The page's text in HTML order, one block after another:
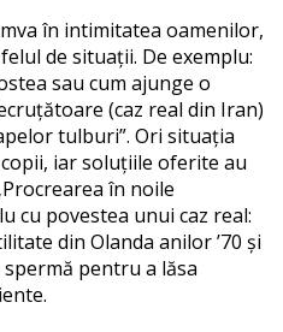
în intimitatea oamenilor,
de situaţii. De exemplu:
sau cum ajunge o
(caz real din Iran)
tulburi”. Ori situaţia
iar soluţiile oferite au
în noile
cu povestea unui caz real:
din Olanda anilor ’70 şi
pentru a lăsa